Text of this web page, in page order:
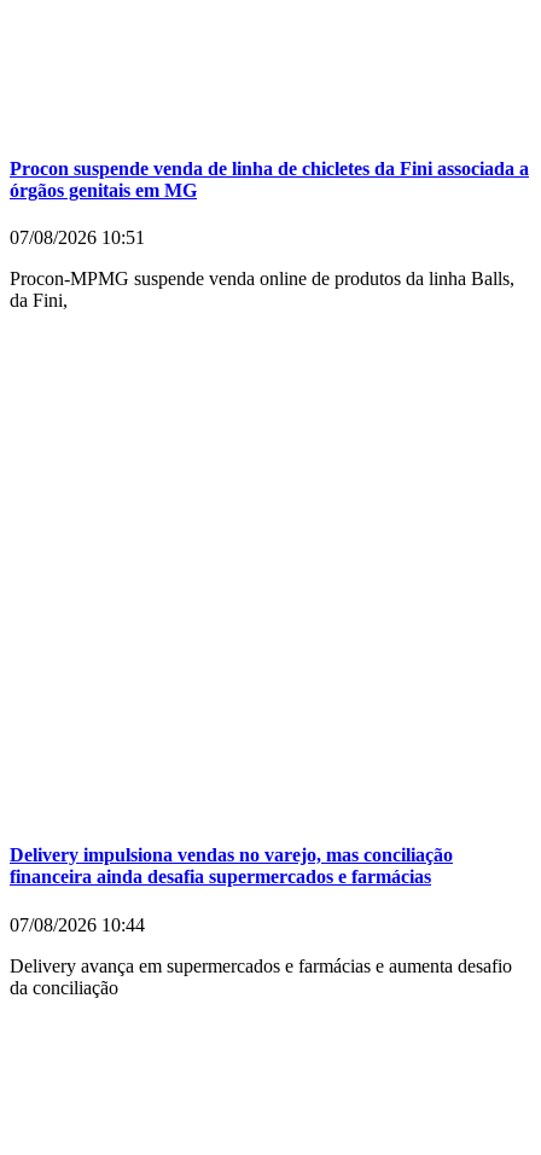
Procon suspende venda de linha de chicletes da Fini associada a
órgãos genitais em MG
07/08/2026 10:51
Procon-MPMG suspende venda online de produtos da linha Balls,
da Fini,
Delivery impulsiona vendas no varejo, mas conciliação
financeira ainda desafia supermercados e farmácias
07/08/2026 10:44
Delivery avança em supermercados e farmácias e aumenta desafio
da conciliação